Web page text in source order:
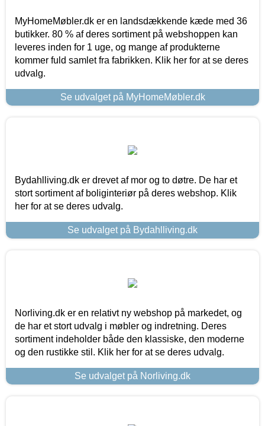
MyHomeMøbler.dk er en landsdækkende kæde med 36
butikker. 80 % af deres sortiment på webshoppen kan
leveres inden for 1 uge, og mange af produkterne
kommer fuld samlet fra fabrikken. Klik her for at se deres
udvalg.
Se udvalget på MyHomeMøbler.dk
Bydahlliving.dk er drevet af mor og to døtre. De har et
stort sortiment af boliginteriør på deres webshop. Klik
her for at se deres udvalg.
Se udvalget på Bydahlliving.dk
Norliving.dk er en relativt ny webshop på markedet, og
de har et stort udvalg i møbler og indretning. Deres
sortiment indeholder både den klassiske, den moderne
og den rustikke stil. Klik her for at se deres udvalg.
Se udvalget på Norliving.dk